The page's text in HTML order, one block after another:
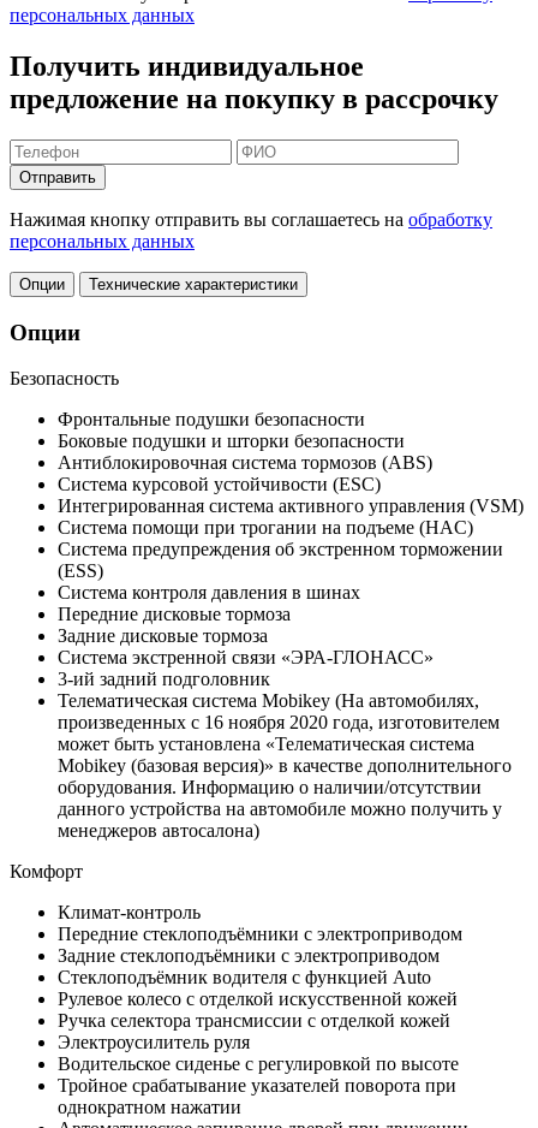
персональных данных
Получить индивидуальное
предложение на покупку в рассрочку
Отправить
Нажимая кнопку отправить вы соглашаетесь на обработку
персональных данных
Опции Технические характеристики
Опции
Безопасность
Фронтальные подушки безопасности
Боковые подушки и шторки безопасности
Антиблокировочная система тормозов (ABS)
Система курсовой устойчивости (ESC)
Интегрированная система активного управления (VSM)
Система помощи при трогании на подъеме (HAC)
Система предупреждения об экстренном торможении
(ESS)
Система контроля давления в шинах
Передние дисковые тормоза
Задние дисковые тормоза
Система экстренной связи «ЭРА-ГЛОНАСС»
3-ий задний подголовник
Телематическая система Mobikey (На автомобилях,
произведенных с 16 ноября 2020 года, изготовителем
может быть установлена «Телематическая система
Mobikey (базовая версия)» в качестве дополнительного
оборудования. Информацию о наличии/отсутствии
данного устройства на автомобиле можно получить у
менеджеров автосалона)
Комфорт
Климат-контроль
Передние стеклоподъёмники с электроприводом
Задние стеклоподъёмники с электроприводом
Стеклоподъёмник водителя с функцией Auto
Рулевое колесо с отделкой искусственной кожей
Ручка селектора трансмиссии с отделкой кожей
Электроусилитель руля
Водительское сиденье с регулировкой по высоте
Тройное срабатывание указателей поворота при
однократном нажатии